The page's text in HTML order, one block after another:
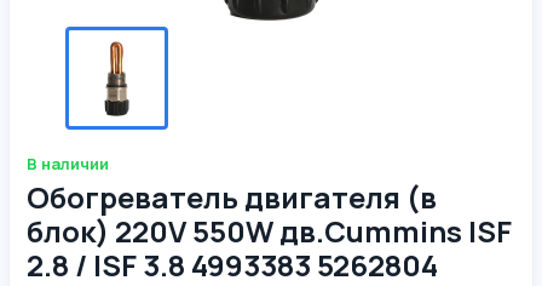
В наличии
Обогреватель двигателя (в
блок) 220V 550W дв.Cummins ISF
2.8 / ISF 3.8 4993383 5262804